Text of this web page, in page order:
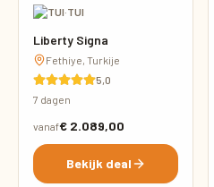
·TUI
Liberty Signa
Fethiye, Turkije
5,0
7 dagen
vanaf€ 2.089,00
Bekijk deal